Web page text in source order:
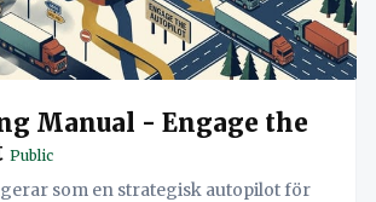
Manual - Engage the
Public
som en strategisk autopilot för